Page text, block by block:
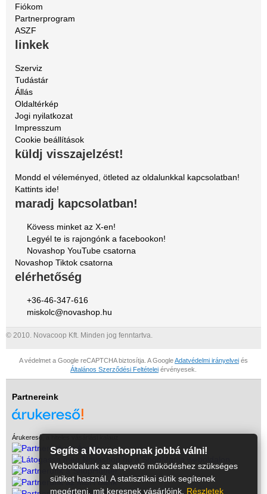
Fiókom
Partnerprogram
ASZF
linkek
Szerviz
Tudástár
Állás
Oldaltérkép
Jogi nyilatkozat
Impresszum
Cookie beállítások
küldj visszajelzést!
Mondd el véleményed, ötleted az oldalunkkal kapcsolatban!
Kattints ide!
maradj kapcsolatban!
Kövess minket az X-en!
Legyél te is rajongónk a facebookon!
Novashop YouTube csatorna
Novashop Tiktok csatorna
elérhetőség
+36-46-347-616
miskolc@novashop.hu
© 2010. Novacoop Kft. Minden jog fenntartva.
A védelmet a Google reCAPTCHA biztosítja. A GoogleAdatvédelmi irányelvei és
Általános Szerződési Feltételei érvényesek.
Partnereink
Árukereső, a hiteles vásárlási kalauz
Segíts a Novashopnak jobbá válni!
Weboldalunk az alapvető működéshez szükséges
sütiket használ. A statisztikai sütik segítenek
megérteni, mit keresnek vásárlóink. Részletek